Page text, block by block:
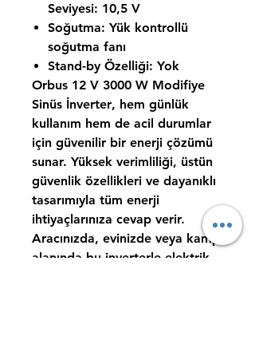
Seviyesi: 10,5 V
Soğutma: Yük kontrollü
soğutma fanı
Stand-by Özelliği: Yok
Orbus 12 V 3000 W Modifiye
Sinüs İnverter, hem günlük
kullanım hem de acil durumlar
için güvenilir bir enerji çözümü
sunar. Yüksek verimliliği, üstün
güvenlik özellikleri ve dayanıklı
tasarımıyla tüm enerji
ihtiyaçlarınıza cevap verir.
Aracınızda, evinizde veya kamp
alanında bu inverterle elektrik